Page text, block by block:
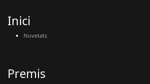
Inici
Novetats
Premis